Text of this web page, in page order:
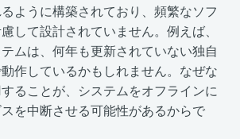
ように構築されており、頻繁なソフ
して設計されていません。例えば、
ムは、何年も更新されていない独自
作しているかもしれません。なぜな
ることが、システムをオフラインに
を中断させる可能性があるからで